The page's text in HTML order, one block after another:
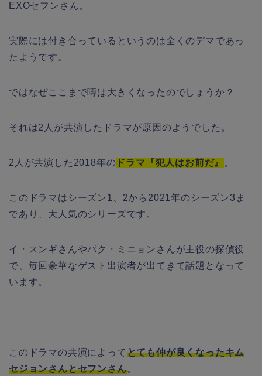
EXOセフンさん。
実際には付き合っているというのは全くのデマであっ
たようです。
ではなぜここまで噂は大きくなったのでしょうか？
それは2人が共演したドラマが原因のようでした。
2人が共演した2018年の ドラマ『犯人はお前だ』 。
このドラマはシーズン1、2から2021年のシーズン3ま
であり、大人気のシリーズです。
イ・スンギさんやパク・ミニョンさんが主役の探偵役
で、毎回豪華なゲスト出演者が出てきて話題となって
います。
このドラマの共演によってとても仲が良くなったキム
セジョンさんとセフンさん。